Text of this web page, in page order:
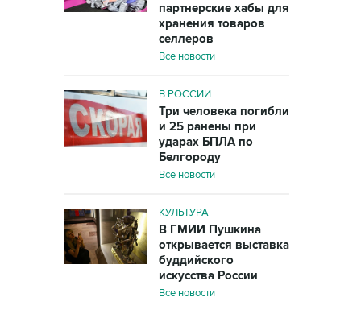
партнерские хабы для
хранения товаров
селлеров
Все новости
В РОССИИ
Три человека погибли
и 25 ранены при
ударах БПЛА по
Белгороду
Все новости
КУЛЬТУРА
В ГМИИ Пушкина
открывается выставка
буддийского
искусства России
Все новости